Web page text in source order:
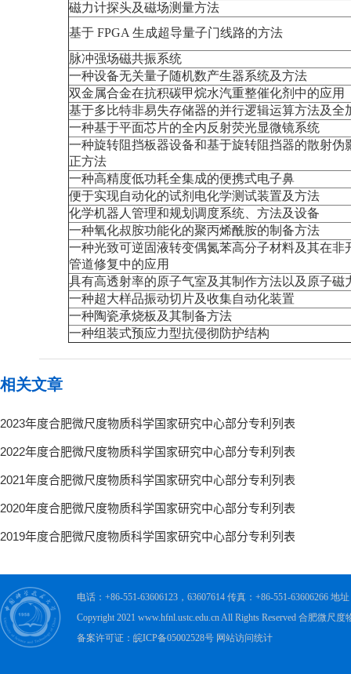
磁力计探头及磁场测量方法
基于 FPGA 生成超导量子门线路的方法
脉冲强场磁共振系统
一种设备无关量子随机数产生器系统及方法
双金属合金在抗积碳甲烷水汽重整催化剂中的应用
基于多比特非易失存储器的并行逻辑运算方法及全
一种基于平面芯片的全内反射荧光显微镜系统
一种旋转阻挡板器设备和基于旋转阻挡器的散射伪
正方法
一种高精度低功耗全集成的便携式电子鼻
便于实现自动化的试剂电化学测试装置及方法
化学机器人管理和规划调度系统、方法及设备
一种氧化叔胺功能化的聚丙烯酰胺的制备方法
一种光致可逆固液转变偶氮苯高分子材料及其在非
管道修复中的应用
具有高透射率的原子气室及其制作方法以及原子磁
一种超大样品振动切片及收集自动化装置
一种陶瓷承烧板及其制备方法
一种组装式预应力型抗侵彻防护结构
相关文章
电话：+86-551-63606123，63607614 传真：+86-551-63606266 地
Copyright 2021 www.hfnl.ustc.edu.cn All Rights Reserved 合肥微尺
备案许可证：皖ICP备05002528号 网站访问统计